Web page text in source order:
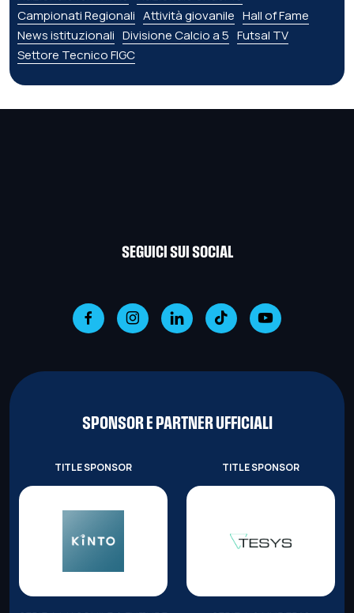
Campionati Regionali Attività giovanile Hall of Fame
News istituzionali Divisione Calcio a 5 Futsal TV
Settore Tecnico FIGC
SEGUICI SUI SOCIAL
SPONSOR E PARTNER UFFICIALI
TITLE SPONSOR TITLE SPONSOR